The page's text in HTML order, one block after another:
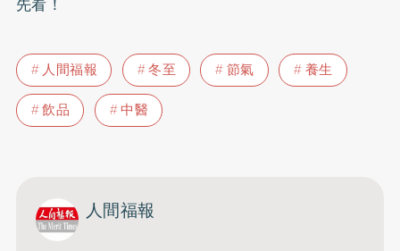
人間福報 冬至 節氣
養生
飲品
中醫
人間福報